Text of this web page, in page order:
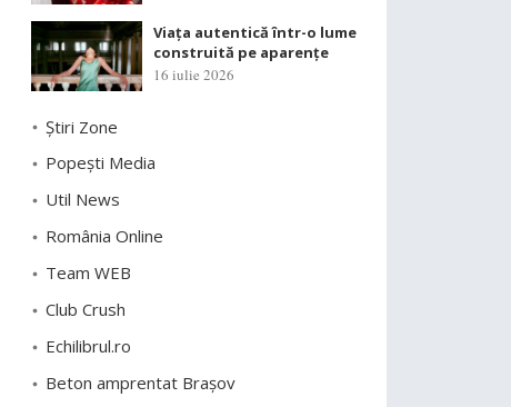
Viața autentică într-o lume
construită pe aparențe
16 iulie 2026
Știri Zone
Popești Media
Util News
România Online
Team WEB
Club Crush
Echilibrul.ro
Beton amprentat Brașov